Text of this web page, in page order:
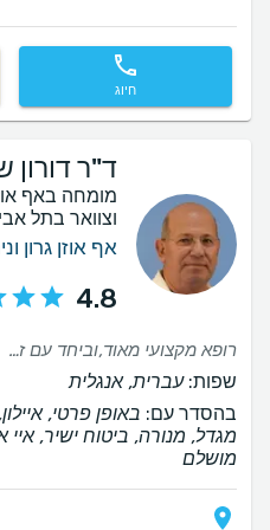
חיוג
ד"ר דורון
מומחה באף
וצוואר בתל
אף אוזן גרון
4.8
רופא מקצועי מאוד,וביחד עם זאת הוא נעים קשוב ואיכפתי. מתעניין באמת בלקוח וממוקד רק בו/בה. מומלץ בחום👍
שפות:עברית, אנגלית
בהסדר עם: באופן פרטי,
מגדל, מנורה, ביטוח ישיר,
מושלם